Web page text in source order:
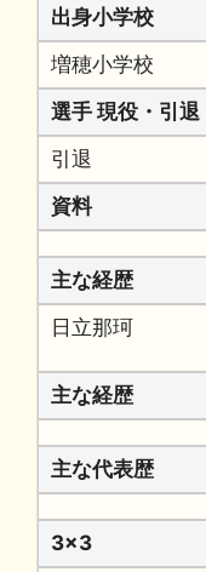
出身小学校
増穂小学校
選手 現役・引退
引退
資料
主な経歴
日立那珂
主な経歴
主な代表歴
3x3